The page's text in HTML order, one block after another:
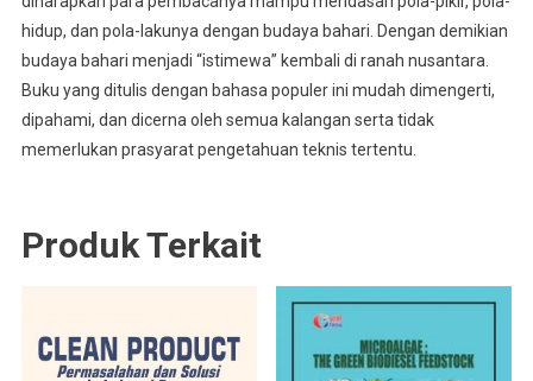
hidup, dan pola-lakunya dengan budaya bahari. Dengan demikian
budaya bahari menjadi “istimewa” kembali di ranah nusantara.
Buku yang ditulis dengan bahasa populer ini mudah dimengerti,
dipahami, dan dicerna oleh semua kalangan serta tidak
memerlukan prasyarat pengetahuan teknis tertentu.
Produk Terkait